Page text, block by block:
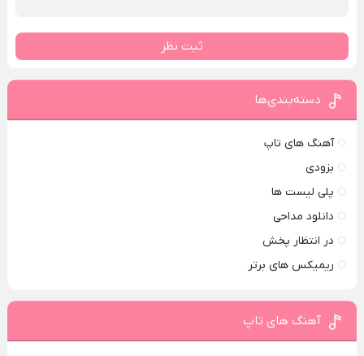
ثبت نظر
دسته‌بندی‌ها
آهنگ های تاپ
بزودی
پلی لیست ها
دانلود مداحی
در انتظار پخش
ریمیکس های برتر
آهنگ های تاپ